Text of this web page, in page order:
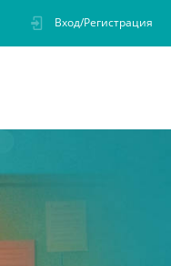
Вход/Регистрация